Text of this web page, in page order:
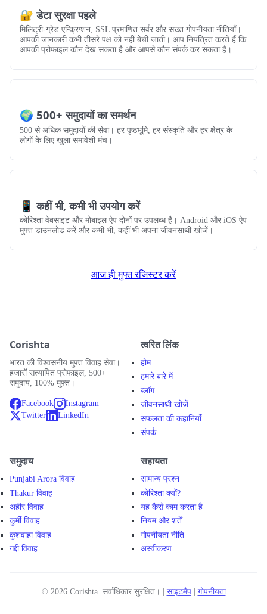
🔐 डेटा सुरक्षा पहले
मिलिट्री-ग्रेड एन्क्रिप्शन, SSL प्रमाणित सर्वर और सख्त गोपनीयता नीतियाँ।
आपकी जानकारी कभी तीसरे पक्ष को नहीं बेची जाती। आप नियंत्रित करते हैं कि
आपकी प्रोफाइल कौन देख सकता है और आपसे कौन संपर्क कर सकता है।
🌍 500+ समुदायों का समर्थन
500 से अधिक समुदायों की सेवा। हर पृष्ठभूमि, हर संस्कृति और हर क्षेत्र के
लोगों के लिए खुला समावेशी मंच।
📱 कहीं भी, कभी भी उपयोग करें
कोरिश्ता वेबसाइट और मोबाइल ऐप दोनों पर उपलब्ध है। Android और iOS ऐप
मुफ्त डाउनलोड करें और कभी भी, कहीं भी अपना जीवनसाथी खोजें।
आज ही मुफ्त रजिस्टर करें
Corishta
भारत की विश्वसनीय मुफ्त विवाह सेवा।
हजारों सत्यापित प्रोफाइल, 500+
समुदाय, 100% मुफ्त।
Facebook
Instagram
Twitter
LinkedIn
त्वरित लिंक
होम
हमारे बारे में
ब्लॉग
जीवनसाथी खोजें
सफलता की कहानियाँ
संपर्क
समुदाय
Punjabi Arora विवाह
Thakur विवाह
अहीर विवाह
कुर्मी विवाह
कुशवाहा विवाह
गद्दी विवाह
सहायता
सामान्य प्रश्न
कोरिश्ता क्यों?
यह कैसे काम करता है
नियम और शर्तें
गोपनीयता नीति
अस्वीकरण
© 2026 Corishta. सर्वाधिकार सुरक्षित। | साइटमैप| गोपनीयता